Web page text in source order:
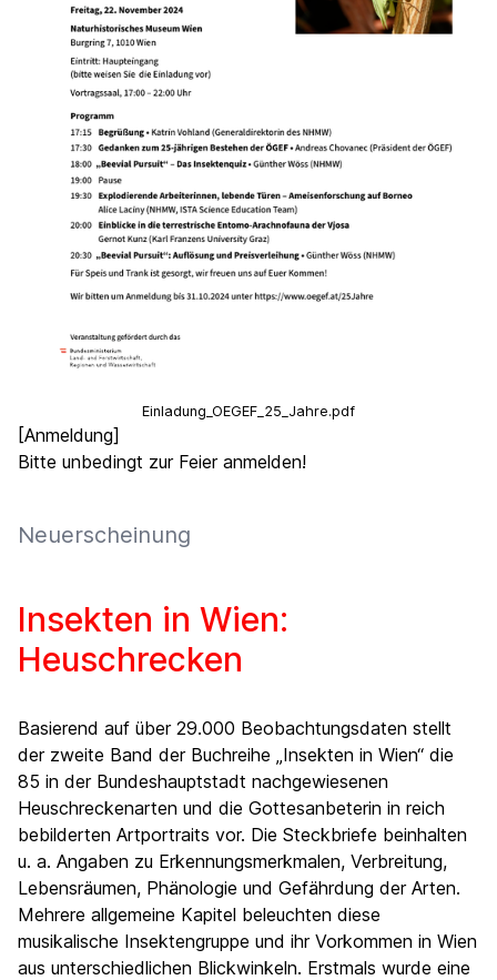
Einladung_OEGEF_25_Jahre.pdf
[Anmeldung]
Bitte unbedingt zur Feier anmelden!
Neuerscheinung
Insekten in Wien:
Heuschrecken
Basierend auf über 29.000 Beobachtungsdaten stellt
der zweite Band der Buchreihe „Insekten in Wien“ die
85 in der Bundeshauptstadt nachgewiesenen
Heuschreckenarten und die Gottesanbeterin in reich
bebilderten Artportraits vor. Die Steckbriefe beinhalten
u. a. Angaben zu Erkennungsmerkmalen, Verbreitung,
Lebensräumen, Phänologie und Gefährdung der Arten.
Mehrere allgemeine Kapitel beleuchten diese
musikalische Insektengruppe und ihr Vorkommen in Wien
aus unterschiedlichen Blickwinkeln. Erstmals wurde eine